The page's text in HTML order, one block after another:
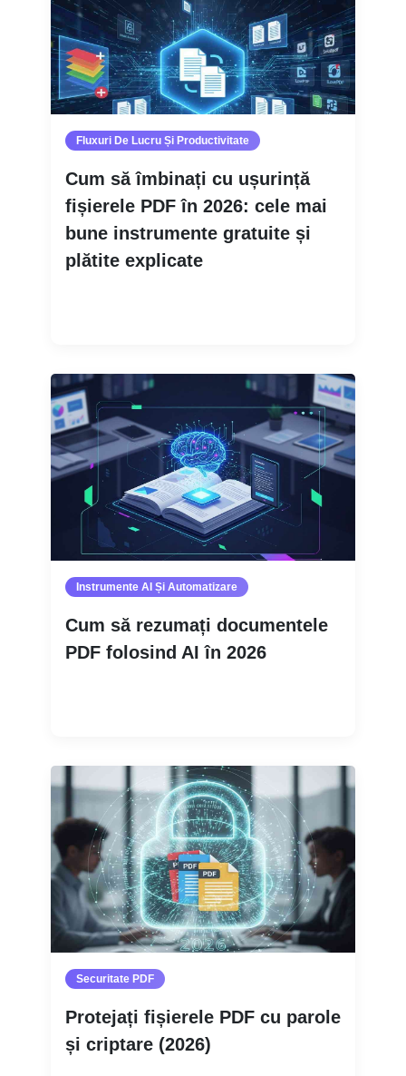
Fluxuri De Lucru Și Productivitate
Cum să îmbinați cu ușurință
fișierele PDF în 2026: cele mai
bune instrumente gratuite și
plătite explicate
Instrumente AI Și Automatizare
Cum să rezumați documentele
PDF folosind AI în 2026
Securitate PDF
Protejați fișierele PDF cu parole
și criptare (2026)